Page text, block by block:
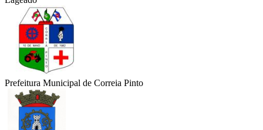
Prefeitura Municipal de Correia Pinto